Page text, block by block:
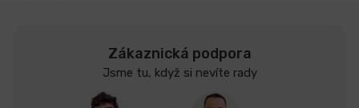
Zákaznická podpora
Jsme tu, když si nevíte rady